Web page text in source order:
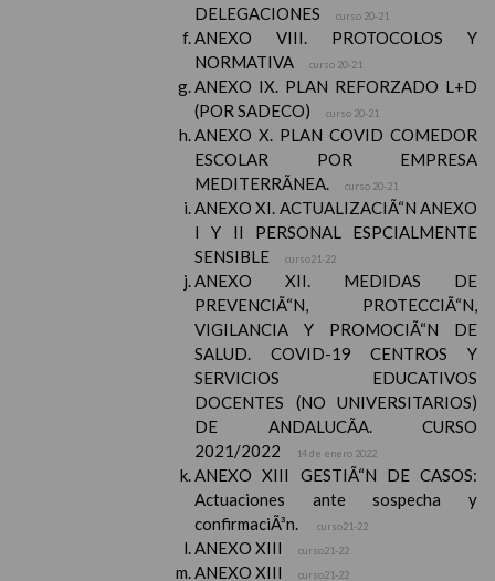
DELEGACIONES
curso 20-21
ANEXO VIII. PROTOCOLOS Y
NORMATIVA
curso 20-21
ANEXO IX. PLAN REFORZADO L+D
(POR SADECO)
curso 20-21
ANEXO X. PLAN COVID COMEDOR
ESCOLAR POR EMPRESA
MEDITERRÃNEA.
curso 20-21
ANEXO XI. ACTUALIZACIÃ“N ANEXO
I Y II PERSONAL ESPCIALMENTE
SENSIBLE
curso21-22
ANEXO XII. MEDIDAS DE
PREVENCIÃ“N, PROTECCIÃ“N,
VIGILANCIA Y PROMOCIÃ“N DE
SALUD. COVID-19 CENTROS Y
SERVICIOS EDUCATIVOS
DOCENTES (NO UNIVERSITARIOS)
DE ANDALUCÃA. CURSO
2021/2022
14 de enero 2022
ANEXO XIII GESTIÃ“N DE CASOS:
Actuaciones ante sospecha y
confirmaciÃ³n.
curso21-22
ANEXO XIII curso21-22
ANEXO XIII curso21-22